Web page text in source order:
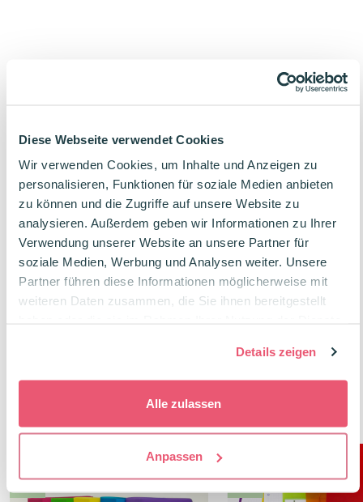
Diese Webseite verwendet Cookies
Wir verwenden Cookies, um Inhalte und Anzeigen zu
personalisieren, Funktionen für soziale Medien anbieten
zu können und die Zugriffe auf unsere Website zu
analysieren. Außerdem geben wir Informationen zu Ihrer
Verwendung unserer Website an unsere Partner für
soziale Medien, Werbung und Analysen weiter. Unsere
Partner führen diese Informationen möglicherweise mit
weiteren Daten zusammen, die Sie ihnen bereitgestellt
Details zeigen
Alle zulassen
Anpassen
Produktdetails
Bewertungen
FAQ
Mehr entdecken